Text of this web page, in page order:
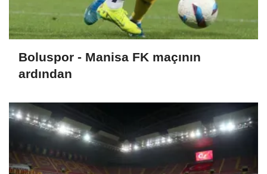
Boluspor - Manisa FK maçının
ardından